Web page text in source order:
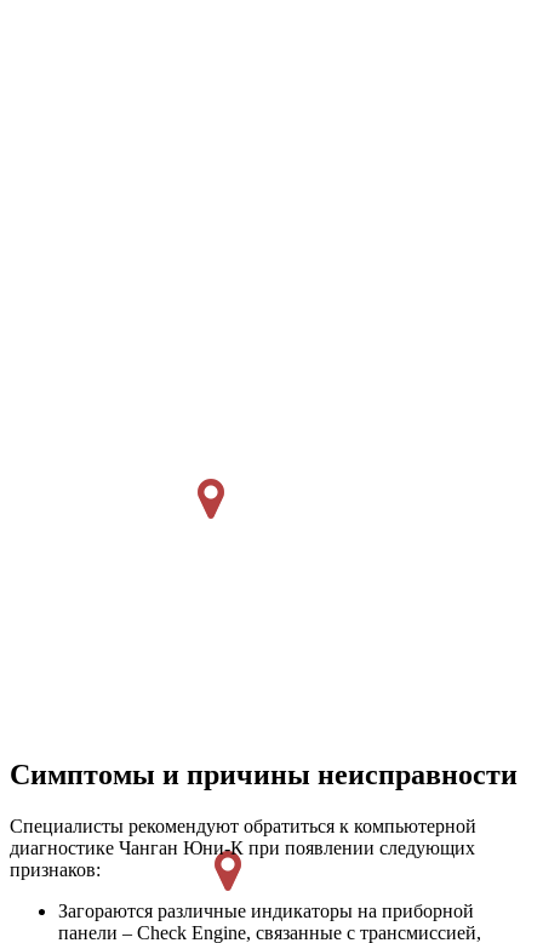
Симптомы и причины неисправности
Специалисты рекомендуют обратиться к компьютерной
диагностике Чанган Юни-К при появлении следующих
признаков:
Загораются различные индикаторы на приборной
панели – Check Engine, связанные с трансмиссией,